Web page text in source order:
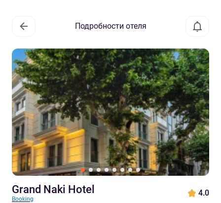
Подробности отеля
Grand Naki Hotel
Booking
4.0